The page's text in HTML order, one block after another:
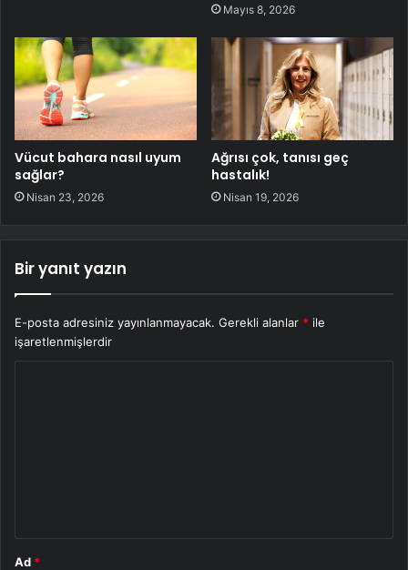
Mayıs 8, 2026
Vücut bahara nasıl uyum
sağlar?
Nisan 23, 2026
Ağrısı çok, tanısı geç
hastalık!
Nisan 19, 2026
Bir yanıt yazın
E-posta adresiniz yayınlanmayacak. Gerekli alanlar * ile
işaretlenmişlerdir
Ad *